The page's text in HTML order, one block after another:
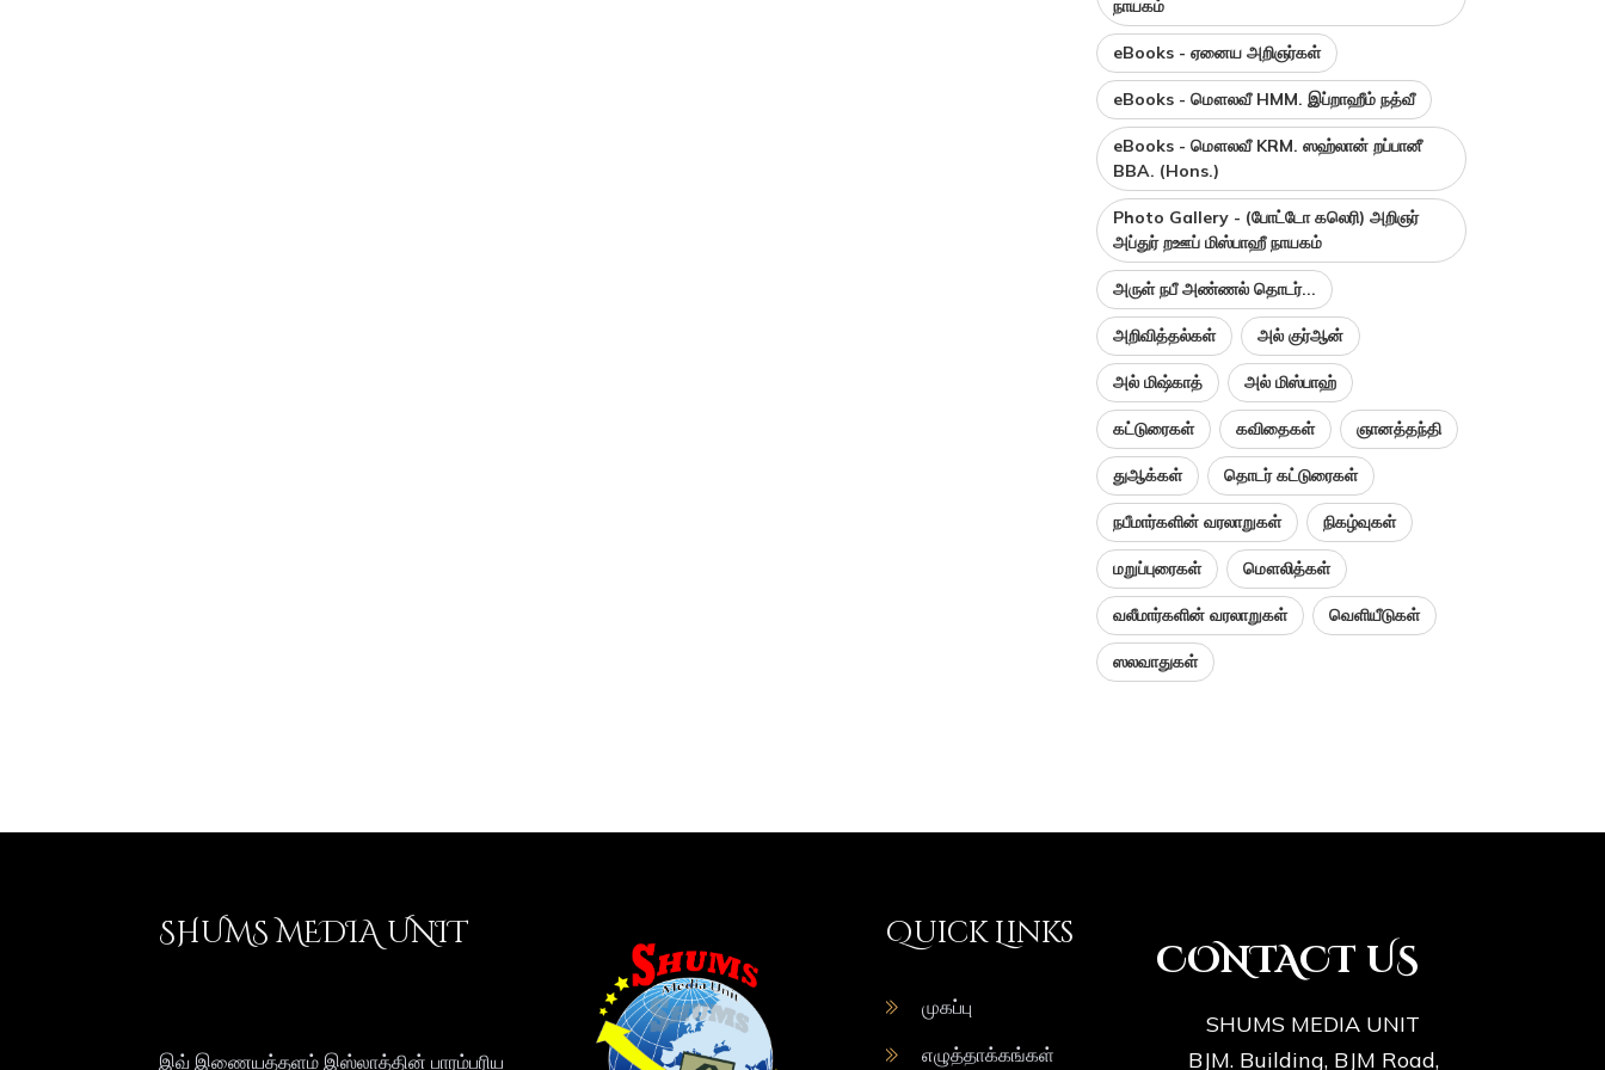
நாயகம்
eBooks - ஏனைய அறிஞர்கள்
eBooks - மௌலவீ HMM. இப்றாஹீம் நத்வீ
eBooks - மௌலவீ KRM. ஸஹ்லான் றப்பானீ
BBA. (Hons.)
Photo Gallery - (போட்டோ கலெரி) அறிஞர்
அப்துர் றஊப் மிஸ்பாஹீ நாயகம்
அருள் நபீ அண்ணல் தொடர்...
அறிவித்தல்கள் அல் குர்ஆன்
அல் மிஷ்காத் அல் மிஸ்பாஹ்
கட்டுரைகள் கவிதைகள் ஞானத்தந்தி
துஆக்கள் தொடர் கட்டுரைகள்
நபீமார்களின் வரலாறுகள் நிகழ்வுகள்
மறுப்புரைகள் மௌலித்கள்
வலீமார்களின் வரலாறுகள் வெளியீடுகள்
ஸலவாதுகள்
SHUMS MEDIA UNIT
இவ் இணையத்தளம் இஸ்லாத்தின் பாரம்பரிய
Quick Links
முகப்பு
எழுத்தாக்கங்கள்
CONTACT US
SHUMS MEDIA UNIT
BJM. Building, BJM Road,